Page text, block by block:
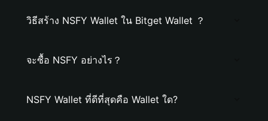
วิธีสร้าง NSFY Wallet ใน Bitget Wallet ？
จะซื้อ NSFY อย่างไร？
NSFY Wallet ที่ดีที่สุดคือ Wallet ใด?